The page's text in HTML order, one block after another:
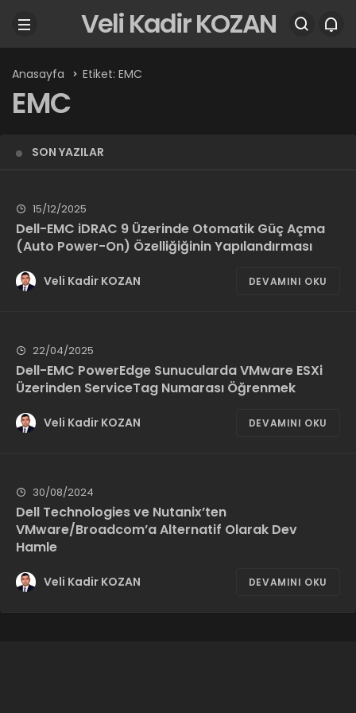
Veli Kadir KOZAN
Anasayfa Etiket: EMC
EMC
SON YAZILAR
15/12/2025
Dell-EMC iDRAC 9 Üzerinde Otomatik Güç Açma
(Auto Power-On) Özelliğiğinin Yapılandırması
Veli Kadir KOZAN DEVAMINI OKU
22/04/2025
Dell-EMC PowerEdge Sunucularda VMware ESXi
Üzerinden ServiceTag Numarası Öğrenmek
Veli Kadir KOZAN DEVAMINI OKU
30/08/2024
Dell Technologies ve Nutanix’ten
VMware/Broadcom’a Alternatif Olarak Dev
Hamle
Veli Kadir KOZAN DEVAMINI OKU